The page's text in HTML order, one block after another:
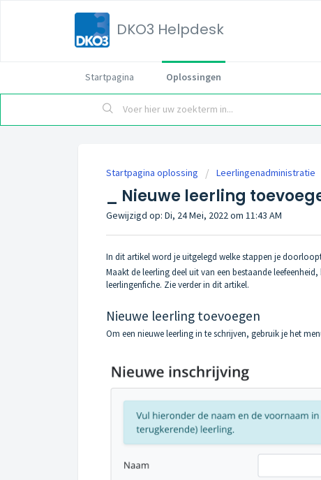
DKO3 Helpdesk
Startpagina Oplossingen
Startpagina oplossing Leerlingenadministratie
_ Nieuwe leerling
Gewijzigd op: Di, 24 Mei, 2022 om 11:43 AM
In dit artikel word je uitgelegd welke stappen je
Maakt de leerling deel uit van een bestaande
leerlingenfiche. Zie verder in dit artikel.
Nieuwe leerling toevoegen
Om een nieuwe leerling in te schrijven, gebruik je het